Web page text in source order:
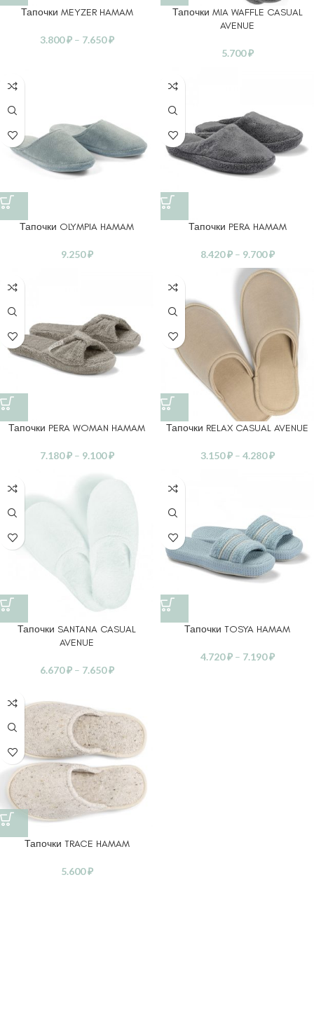
Тапочки MEYZER HAMAM
3.800₽ – 7.650₽
Тапочки MIA WAFFLE CASUAL
AVENUE
5.700₽
Тапочки OLYMPIA HAMAM
9.250₽
Тапочки PERA HAMAM
8.420₽ – 9.700₽
Тапочки PERA WOMAN HAMAM
7.180₽ – 9.100₽
Тапочки RELAX CASUAL AVENUE
3.150₽ – 4.280₽
Тапочки SANTANA CASUAL
AVENUE
6.670₽ – 7.650₽
Тапочки TOSYA HAMAM
4.720₽ – 7.190₽
Тапочки TRACE HAMAM
5.600₽